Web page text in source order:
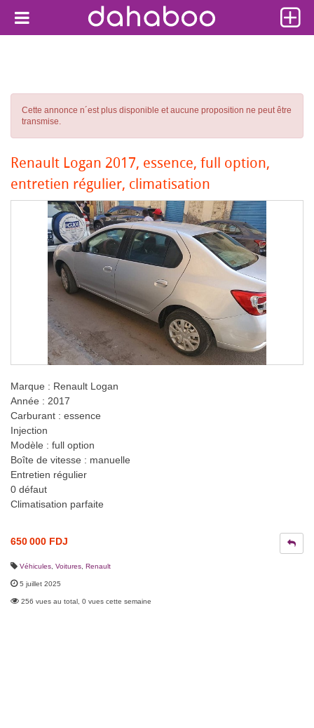
Cette annonce n´est plus disponible et aucune proposition ne peut être
transmise.
Renault Logan 2017, essence, full option,
entretien régulier, climatisation
Marque : Renault Logan
Année : 2017
Carburant : essence
Injection
Modèle : full option
Boîte de vitesse : manuelle
Entretien régulier
0 défaut
Climatisation parfaite
650 000 FDJ
Véhicules Voitures Renault
5 juillet 2025
256 vues au total, 0 vues cette semaine